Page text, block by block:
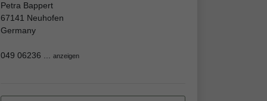
Petra Bappert
67141 Neuhofen
Germany
049 06236 ... anzeigen